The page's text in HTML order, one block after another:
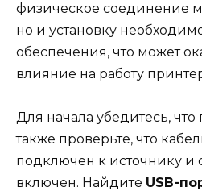
физическое соединение
но и установку
обеспечения, что может
влияние на работу
Для начала убедитесь,
также проверьте, что
подключен к источнику и
включен. Найдите USB-